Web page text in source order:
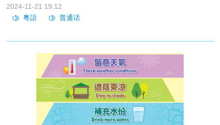
2024-11-21 19:12